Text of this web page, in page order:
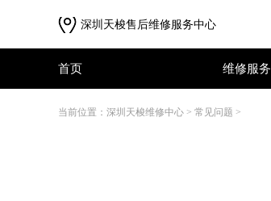
深圳天梭售后维修服务中心
首页 维修服务
当前位置： 深圳天梭维修中心 > 常见问题 >